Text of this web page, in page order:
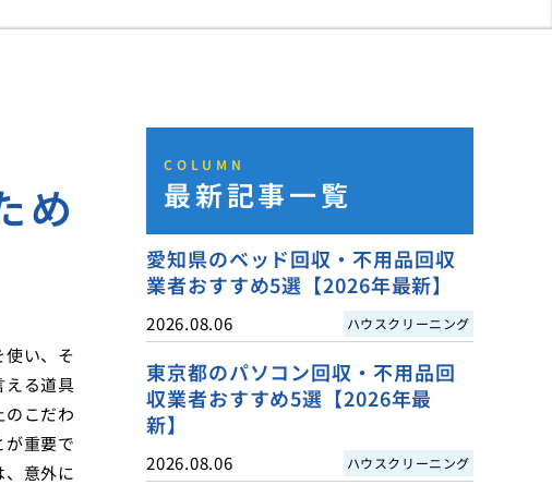
め
い、そ
える道具
こだわ
重要で
意外に
COLUMN
最新記事一覧
愛知県のベッド回収・不用品回収
業者おすすめ5選【2026年最新】
2026.08.06 ハウスクリーニング
東京都のパソコン回収・不用品回
収業者おすすめ5選【2026年最
新】
2026.08.06 ハウスクリーニング